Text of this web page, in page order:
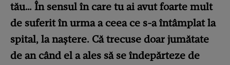
tău… În sensul în care tu ai avut foarte mult
de suferit în urma a ceea ce s-a întâmplat la
spital, la naștere. Că trecuse doar jumătate
de an când el a ales să se îndepărteze de